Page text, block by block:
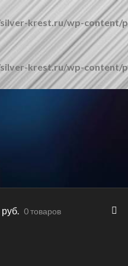
krest.ru/wp-content/
krest.ru/wp-content/
0 товаров